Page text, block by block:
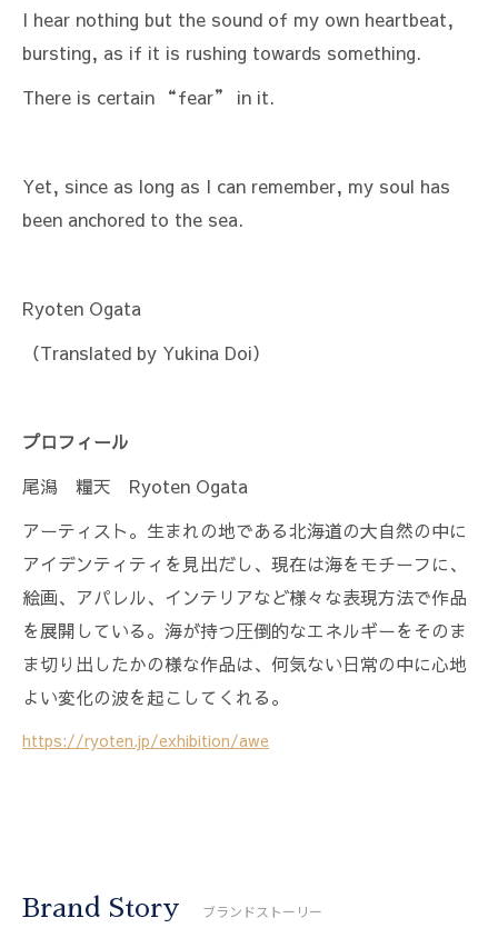
I hear nothing but the sound of my own heartbeat,
bursting, as if it is rushing towards something.
There is certain “fear” in it.
Yet, since as long as I can remember, my soul has
been anchored to the sea.
Ryoten Ogata
（Translated by Yukina Doi）
プロフィール
尾潟 糧天 Ryoten Ogata
アーティスト。生まれの地である北海道の大自然の中に
アイデンティティを見出だし、現在は海をモチーフに、
絵画、アパレル、インテリアなど様々な表現方法で作品
を展開している。海が持つ圧倒的なエネルギーをそのま
ま切り出したかの様な作品は、何気ない日常の中に心地
よい変化の波を起こしてくれる。
https://ryoten.jp/exhibition/awe
Brand Story ブランドストーリー